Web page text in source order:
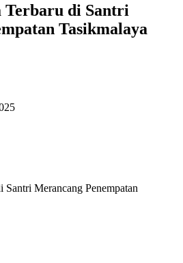
Terbaru di Santri
Tasikmalaya
Merancang Penempatan